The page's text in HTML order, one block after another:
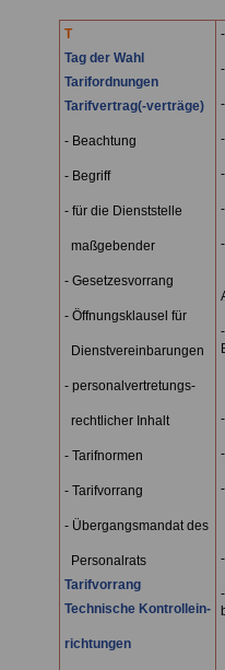
T
Tag der Wahl
Tarifordnungen
Tarifvertrag(-verträge)
- Beachtung
- Begriff
- für die Dienststelle
maßgebender
- Gesetzesvorrang
- Öffnungsklausel für
Dienstvereinbarungen
- personalvertretungs-
rechtlicher Inhalt
- Tarifnormen
- Tarifvorrang
- Übergangsmandat des
Personalrats
Tarifvorrang
Technische Kontrollein-
richtungen